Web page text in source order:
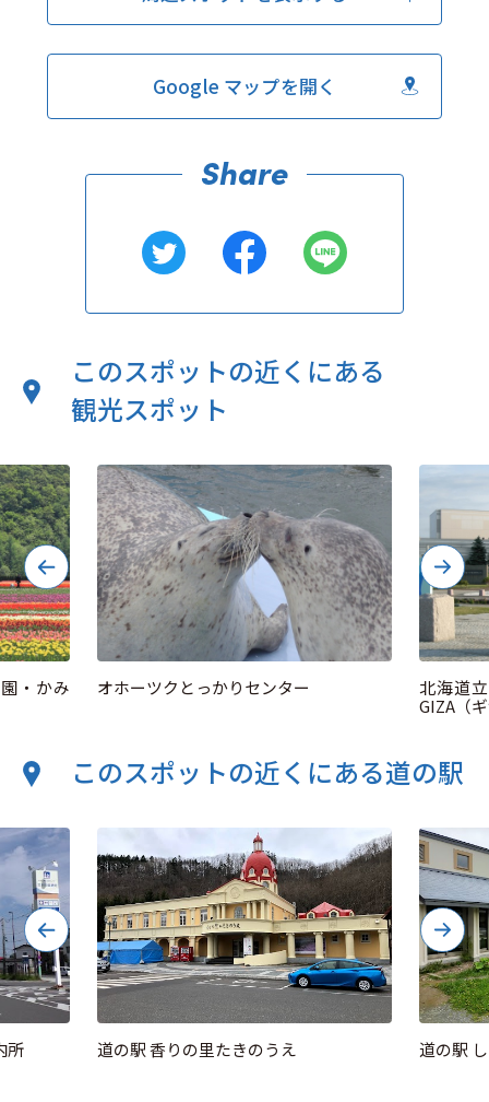
Google マップを開く
このスポットの近くにある
観光スポット
・かみ オホーツクとっかりセンター
北海道
GIZA（
このスポットの近くにある道の駅
所 道の駅 香りの里たきのうえ 道の駅